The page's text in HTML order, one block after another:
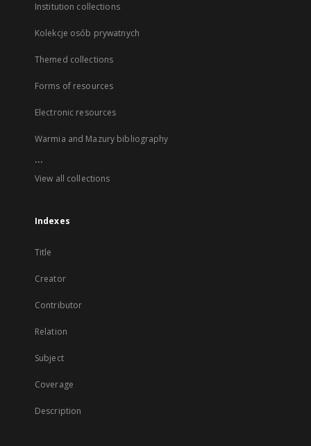
Institution collections
Kolekcje osób prywatnych
Themed collections
Forms of resources
Electronic resources
Warmia and Mazury bibliography
...
View all collections
Indexes
Title
Creator
Contributor
Relation
Subject
Coverage
Description